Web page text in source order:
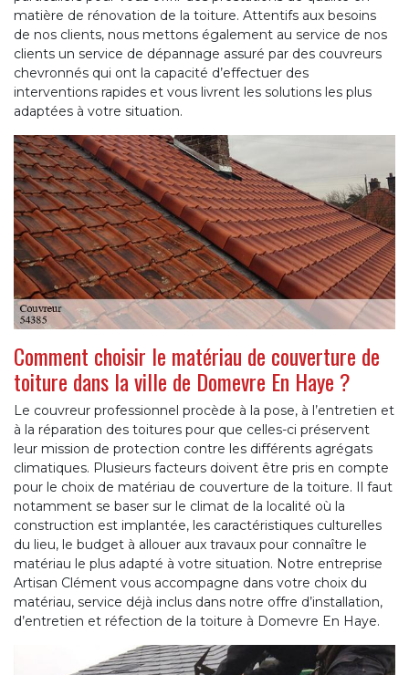
matière de rénovation de la toiture. Attentifs aux besoins
de nos clients, nous mettons également au service de nos
clients un service de dépannage assuré par des couvreurs
chevronnés qui ont la capacité d’effectuer des
interventions rapides et vous livrent les solutions les plus
adaptées à votre situation.
Comment choisir le matériau de couverture de
toiture dans la ville de Domevre En Haye ?
Le couvreur professionnel procède à la pose, à l’entretien et
à la réparation des toitures pour que celles-ci préservent
leur mission de protection contre les différents agrégats
climatiques. Plusieurs facteurs doivent être pris en compte
pour le choix de matériau de couverture de la toiture. Il faut
notamment se baser sur le climat de la localité où la
construction est implantée, les caractéristiques culturelles
du lieu, le budget à allouer aux travaux pour connaître le
matériau le plus adapté à votre situation. Notre entreprise
Artisan Clément vous accompagne dans votre choix du
matériau, service déjà inclus dans notre offre d’installation,
d’entretien et réfection de la toiture à Domevre En Haye.